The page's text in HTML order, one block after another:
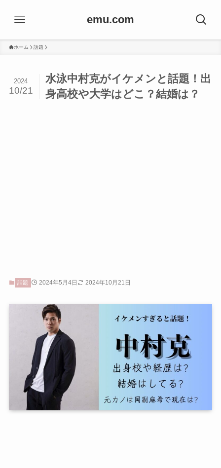
emu.com
ホーム 話題
水泳中村克がイケメンと話題！出
身高校や大学はどこ？結婚は？
2024
10/21
話題 2024年5月4日 2024年10月21日